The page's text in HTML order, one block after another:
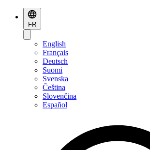
FR
English
Français
Deutsch
Suomi
Svenska
Čeština
Slovenčina
Español